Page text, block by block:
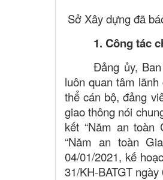
Sở Xây dựngđã
1. Công tác
Đảng ủy,
luôn quan tâm
thể cán bộ, đảng
giao thông nói
kết “Năm an toàn
“Năm an toàn
04/01/2021, kế
31/KH-BATGT ngày